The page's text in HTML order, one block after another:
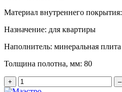
Материал внутреннего покрытия:
Назначение: для квартиры
Наполнитель: минеральная плита
Толщина полотна, мм: 80
+ –